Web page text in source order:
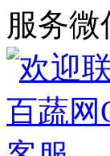
服务微